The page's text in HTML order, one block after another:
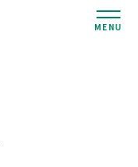
MENU